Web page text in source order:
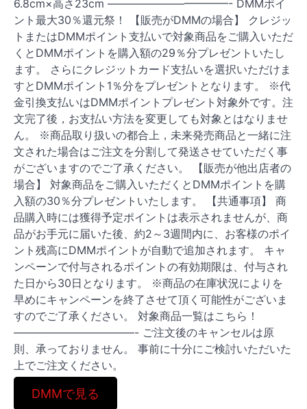
6.8cm×高さ23cm ———————————- DMMポイ
ント最大30％還元祭！ 【販売がDMMの場合】 クレジッ
トまたはDMMポイント支払いで対象商品をご購入いただ
くとDMMポイントを購入額の29％分プレゼントいたし
ます。 さらにクレジットカード支払いを選択いただけま
すとDMMポイント1％分をプレゼントとなります。 ※代
金引換支払いはDMMポイントプレゼント対象外です。注
文完了後，お支払い方法を変更しても対象とはなりませ
ん。 ※商品取り扱いの都合上，未来発売商品と一緒に注
文された場合はご注文を分割して発送させていただく事
がございますのでご了承ください。 【販売が他出店者の
場合】 対象商品をご購入いただくとDMMポイントを購
入額の30％分プレゼントいたします。 【共通事項】 商
品購入時には獲得予定ポイントは表示されませんが、商
品がお手元に届いた後、約2～3週間内に、お客様のポイ
ント残高にDMMポイントが自動で追加されます。 キャ
ンペーンで付与されるポイントの有効期限は、付与され
た日から30日となります。 ※商品の在庫状況によりを
早めにキャンペーンを終了させて頂く可能性がございま
すのでご了承ください。 対象商品一覧はこちら！
———————————- ご注文後のキャンセルは原
則、承っておりません。 事前に十分にご検討いただいた
上でご注文ください。
DMMで見る